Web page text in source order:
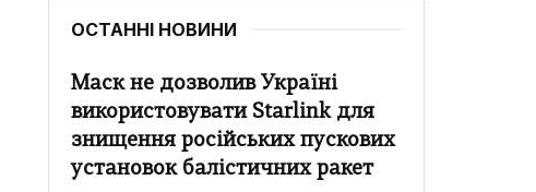
ОСТАННІ НОВИНИ
Маск не дозволив Україні
використовувати Starlink для
знищення російських пускових
установок балістичних ракет